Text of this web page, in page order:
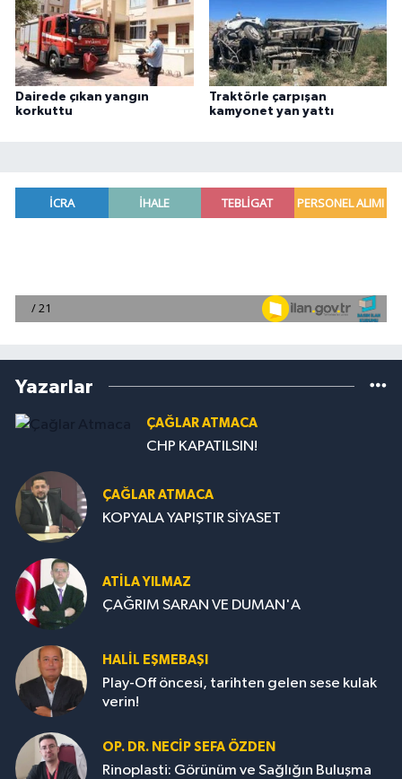
Dairede çıkan yangın
korkuttu
Traktörle çarpışan
kamyonet yan yattı
Yazarlar
ÇAĞLAR ATMACA
CHP KAPATILSIN!
ÇAĞLAR ATMACA
KOPYALA YAPIŞTIR SİYASET
ATILA YILMAZ
ÇAĞRIM SARAN VE DUMAN'A
HALIL EŞMEBAŞI
Play-Off öncesi, tarihten gelen sese kulak
verin!
OP. DR. NECIP SEFA ÖZDEN
Rinoplasti: Görünüm ve Sağlığın Buluşma